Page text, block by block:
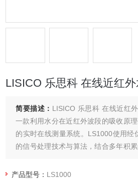
LISICO 乐思科 在线近红
简要描述： LISICO 乐思科 在线近红
一款利用水分在近红外波段的吸收原
的实时在线测量系统。LS1000使用经
的信号处理技术与算法，结合多年积
产品型号： LS1000